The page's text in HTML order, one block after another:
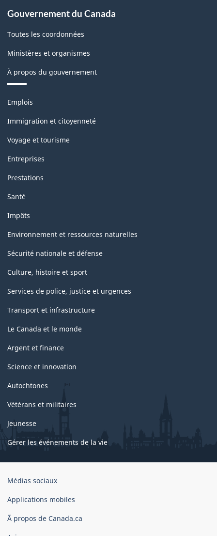
Gouvernement du Canada
Toutes les coordonnées
Ministères et organismes
À propos du gouvernement
Thèmes
sujets
Emplois
Immigration et citoyenneté
Voyage et tourisme
Entreprises
Prestations
Santé
Impôts
Environnement et ressources naturelles
Sécurité nationale et défense
Culture, histoire et sport
Services de police, justice et urgences
Transport et infrastructure
Le Canada et le monde
Argent et finance
Science et innovation
Autochtones
Vétérans et militaires
Jeunesse
Gérer les événements de la vie
Organisation
gouvernement
Canada
Médias sociaux
Applications mobiles
Ã propos de Canada.ca